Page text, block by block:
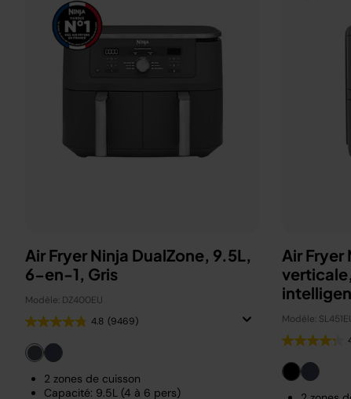
Air Fryer Ninja DualZone, 9.5L,
6-en-1, Gris
Modèle: DZ400EU
4.8 (9469)
2 zones de cuisson
Capacité: 9.5L (4 à 6 pers)
Air Fryer
Modèle: